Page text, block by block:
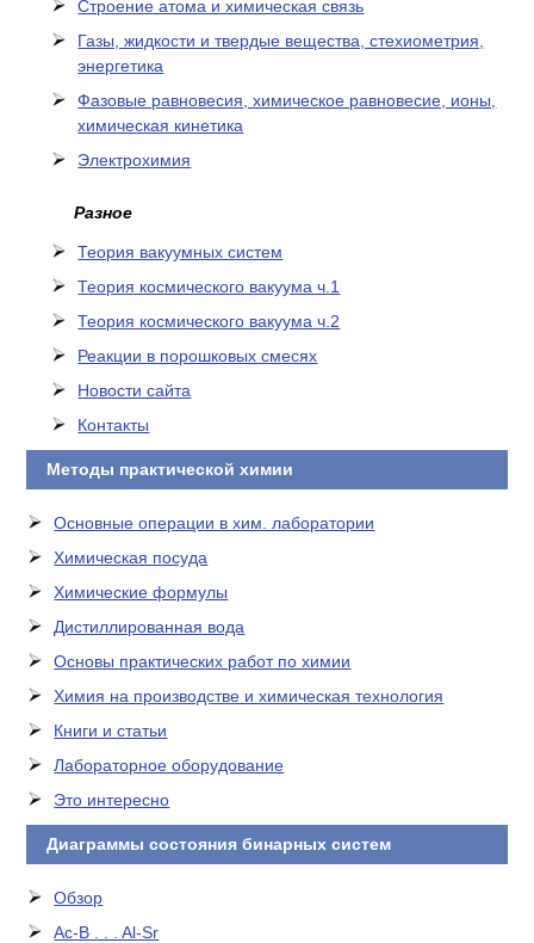
Cтроение атома и химическая связь
Газы, жидкости и твердые вещества, стехиометрия,
энергетика
Фазовые равновесия, химическое равновесие, ионы,
химическая кинетика
Электрохимия
Разное
Теория вакуумных систем
Теория космического вакуума ч.1
Теория космического вакуума ч.2
Реакции в порошковых смесях
Новости сайта
Контакты
Методы практической химии
Основные операции в хим. лаборатории
Химическая посуда
Химические формулы
Дистиллированная вода
Основы практических работ по химии
Химия на производстве и химическая технология
Книги и статьи
Лабораторное оборудование
Это интересно
Диаграммы состояния бинарных систем
Обзор
Ac-B . . . Al-Sr